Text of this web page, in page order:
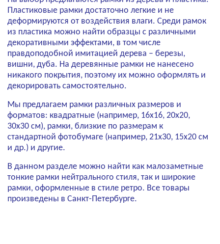
Пластиковые рамки достаточно легкие и не
деформируются от воздействия влаги. Среди рамок
из пластика можно найти образцы с различными
декоративными эффектами, в том числе
правдоподобной имитацией дерева – березы,
вишни, дуба. На деревянные рамки не нанесено
никакого покрытия, поэтому их можно оформлять и
декорировать самостоятельно.
Мы предлагаем рамки различных размеров и
форматов: квадратные (например, 16х16, 20х20,
30х30 см), рамки, близкие по размерам к
стандартной фотобумаге (например, 21x30, 15х20 см
и др.) и другие.
В данном разделе можно найти как малозаметные
тонкие рамки нейтрального стиля, так и широкие
рамки, оформленные в стиле ретро. Все товары
произведены в Санкт-Петербурге.